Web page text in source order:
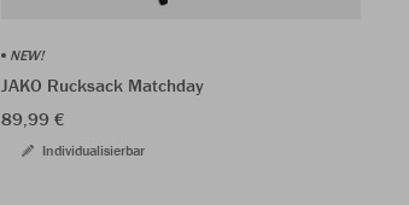
NEW!
JAKO Rucksack Matchday
89,99 €
Individualisierbar